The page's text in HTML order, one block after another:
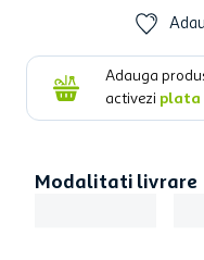
Adauga
activezi plata
Modalitati livrare